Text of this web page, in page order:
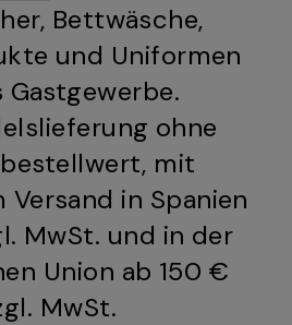
Bettwäsche,
und Uniformen
Gastgewerbe.
ohne
mit
in Spanien
MwSt. und in der
Union ab 150 €
MwSt.